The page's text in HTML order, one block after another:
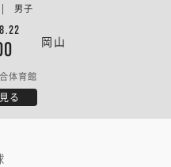
岡山
男子
体育館
る